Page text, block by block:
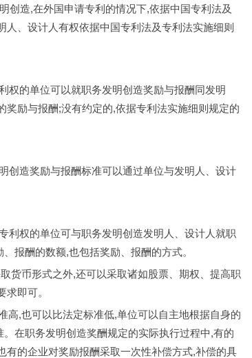
创造,在外国申请专利的情况下,依据中国专利法及
、设计人有权依据中国专利法及专利法实施细则
的单位可以就职务发明创造奖励与报酬同发明
励与报酬;没有约定的,依据专利法实施细则规定的
造奖励与报酬标准可以通过单位与发明人、设计
权的单位可与职务发明创造发明人、设计人就职
报酬的数额,也包括奖励、报酬的方式。
币形式之外,还可以采取诸如股票、期权、提高职
即可。
,也可以比法定标准低,单位可以自主地根据自身的
在职务发明创造奖酬规定的实际执行过程中,有的
的企业对奖励报酬采取一次性补偿方式,补偿的具